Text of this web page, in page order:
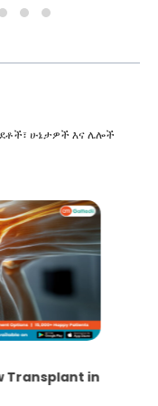
ሁኔታዎች እና ሌሎች
of a Frontal
Life